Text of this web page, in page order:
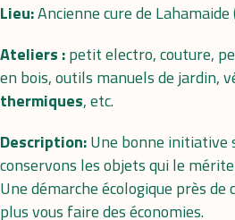
Lieu:Ancienne cure de Lahamaide
Ateliers :petit electro, couture,
en bois, outils manuels de jardin,
thermiques, etc.
Description:Une bonne initiative
conservons les objets qui le
Une démarche écologique près de
plus vous faire des économies.